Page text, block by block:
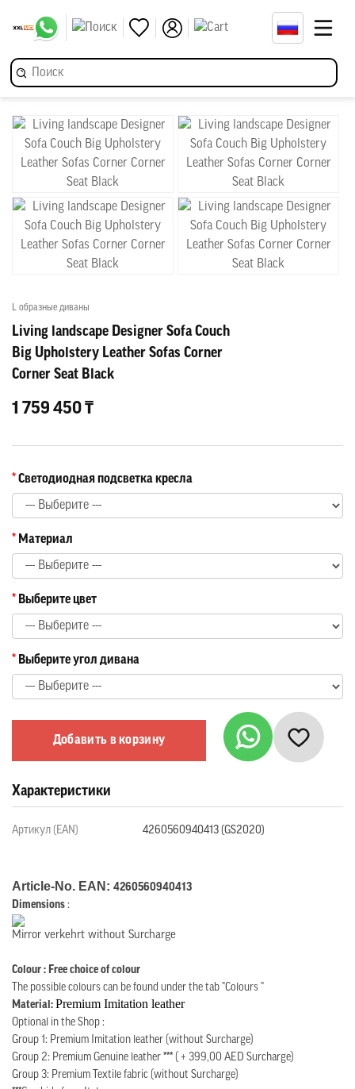
L образные диваны
Living landscape Designer Sofa Couch
Big Upholstery Leather Sofas Corner
Corner Seat Black
1 759 450 ₸
Светодиодная подсветка кресла
Материал
Выберите цвет
Выберите угол дивана
Добавить в корзину
Характеристики
Артикул (EAN) 4260560940413 (GS2020)
Article-No. EAN: 4260560940413
Dimensions :
Mirror verkehrt without Surcharge
Colour : Free choice of colour
The possible colours can be found under the tab "Colours "
Material: Premium Imitation leather
Optional in the Shop :
Group 1: Premium Imitation leather (without Surcharge)
Group 2: Premium Genuine leather *** ( + 399,00 AED Surcharge)
Group 3: Premium Textile fabric (without Surcharge)